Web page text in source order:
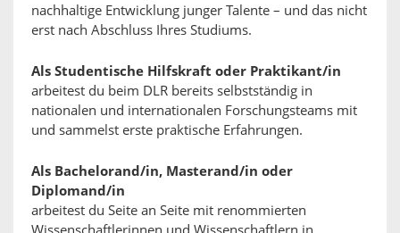
nachhaltige Entwicklung junger Talente – und das nicht
erst nach Abschluss Ihres Studiums.
Als Studentische Hilfskraft oder Praktikant/in
arbeitest du beim DLR bereits selbstständig in
nationalen und internationalen Forschungsteams mit
und sammelst erste praktische Erfahrungen.
Als Bachelorand/in, Masterand/in oder
Diplomand/in
arbeitest du Seite an Seite mit renommierten